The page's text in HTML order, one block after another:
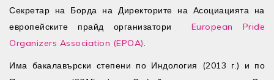
Секретар на Борда на Директорите на Асоциацията на
европейските прайд организатори European Pride
Organizers Association (EPOA)
Има бакалавърски степени по Индология (2013 г.) и по